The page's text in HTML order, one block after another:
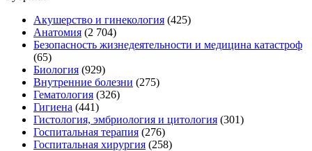
Акушерство и гинекология (425)
Анатомия (2 704)
Безопасность жизнедеятельности и медицина катастроф
(65)
Биология (929)
Внутренние болезни (275)
Гематология (326)
Гигиена (441)
Гистология, эмбриология и цитология (301)
Госпитальная терапия (276)
Госпитальная хирургия (258)